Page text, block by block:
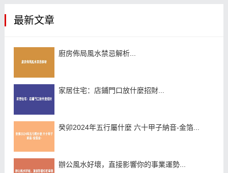
最新文章
廚房佈局風水禁忌解析...
家居住宅：店鋪門口放什麼招財...
癸卯2024年五行屬什麼 六十甲子納音-金箔...
辦公風水好壞，直接影響你的事業運勢...